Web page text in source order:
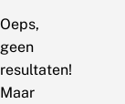
Oeps,
geen
resultaten!
Maar